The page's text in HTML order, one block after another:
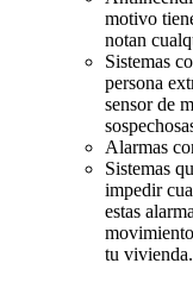
motivo
notan
Sistemas
persona
sensor de
Alarmas
Sistemas
impedir
estas
tu vivienda.